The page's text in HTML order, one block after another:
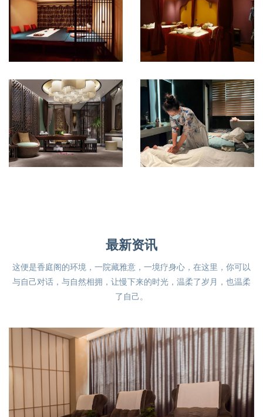
最新资讯
这便是香庭阁的环境，一院藏雅意，一境疗身心，在这里，你可以
与自己对话，与自然相拥，让慢下来的时光，温柔了岁月，也温柔
了自己。